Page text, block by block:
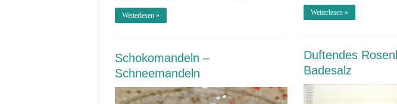
Weiterlesen »
Weiterlesen »
Duftendes
Badesalz
Schokomandeln –
Schneemandeln